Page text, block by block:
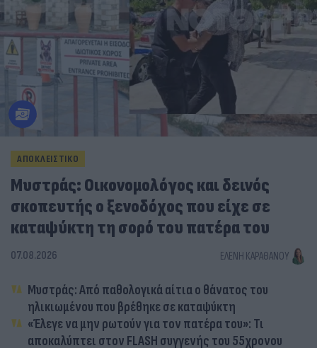
ΑΠΟΚΛΕΙΣΤΙΚΟ
Μυστράς: Οικονομολόγος και δεινός
σκοπευτής ο ξενοδόχος που είχε σε
καταψύκτη τη σορό του πατέρα του
07.08.2026 ΕΛΈΝΗ ΚΑΡΑΘΆΝΟΥ
Μυστράς: Από παθολογικά αίτια ο θάνατος του
ηλικιωμένου που βρέθηκε σε καταψύκτη
«Έλεγε να μην ρωτούν για τον πατέρα του»: Τι
αποκαλύπτει στον FLASH συγγενής του 55χρονου